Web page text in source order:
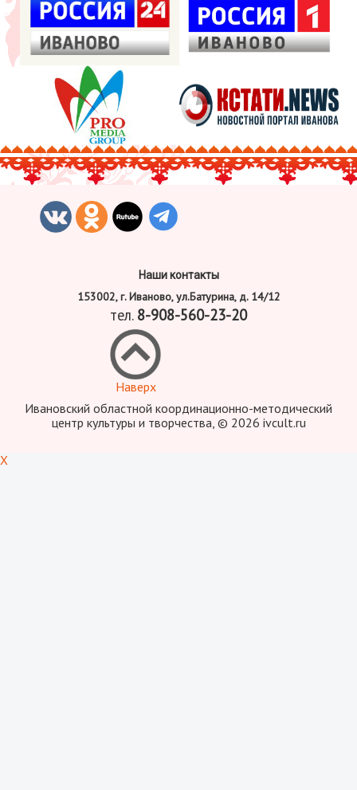
Наши контакты
153002, г. Иваново, ул.Батурина, д. 14/12
тел. 8-908-560-23-20
Наверх
Ивановский областной координационно-методический
центр культуры и творчества, © 2026 ivcult.ru
X